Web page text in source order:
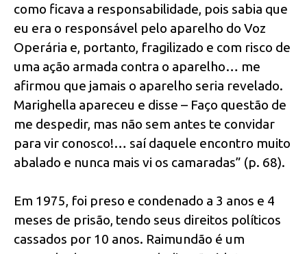
como ficava a responsabilidade, pois sabia que
eu era o responsável pelo aparelho do Voz
Operária e, portanto, fragilizado e com risco de
uma ação armada contra o aparelho… me
afirmou que jamais o aparelho seria revelado.
Marighella apareceu e disse – Faço questão de
me despedir, mas não sem antes te convidar
para vir conosco!… saí daquele encontro muito
abalado e nunca mais vi os camaradas” (p. 68).
Em 1975, foi preso e condenado a 3 anos e 4
meses de prisão, tendo seus direitos políticos
cassados por 10 anos. Raimundão é um